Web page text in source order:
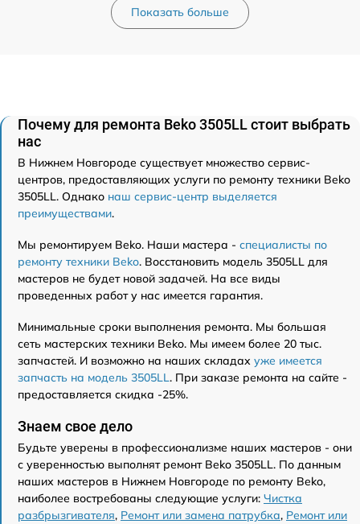
Показать больше
Почему для ремонта Beko 3505LL стоит выбрать
нас
В Нижнем Новгороде существует множество сервис-
центров, предоставляющих услуги по ремонту техники Beko
3505LL. Однако наш сервис-центр выделяется
преимуществами.
Мы ремонтируем Beko. Наши мастера - специалисты по
ремонту техники Beko. Восстановить модель 3505LL для
мастеров не будет новой задачей. На все виды
проведенных работ у нас имеется гарантия.
Минимальные сроки выполнения ремонта. Мы большая
сеть мастерских техники Beko. Мы имеем более 20 тыс.
запчастей. И возможно на наших складах уже имеется
запчасть на модель 3505LL. При заказе ремонта на сайте -
предоставляется скидка -25%.
Знаем свое дело
Будьте уверены в профессионализме наших мастеров - они
с уверенностью выполнят ремонт Beko 3505LL. По данным
наших мастеров в Нижнем Новгороде по ремонту Beko,
наиболее востребованы следующие услуги: Чистка
разбрызгивателя, Ремонт или замена патрубка, Ремонт или